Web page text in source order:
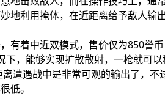
地利用掩体，在近距离给予敌人输出
有着中近双模式，售价仅为850誉
，能够实现扩散散射，一枪就可
遭遇战中是非常可观的输出了，
低。